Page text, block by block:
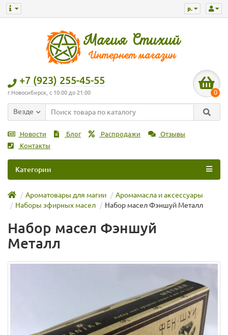
р.
+7 (923) 255-45-55
г.Новосибирск, с 10:00 до 21:00 0
Везде
Новости Блог Распродажи
Отзывы
Контакты
Категории
Ароматовары для магии
Аромамасла и аксессуары
Наборы эфирных масел
Набор масел Фэншуй Металл
Набор масел Фэншуй
Металл